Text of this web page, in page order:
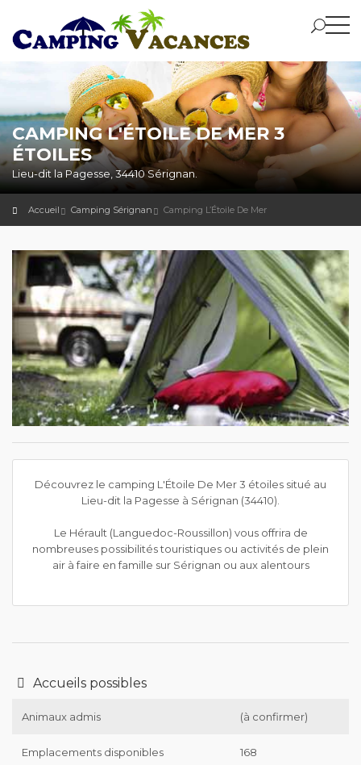
CAMPING L'ÉTOILE DE MER 3
ÉTOILES
Lieu-dit la Pagesse, 34410 Sérignan.
Accueil Camping Sérignan Camping L’Étoile De Mer
Découvrez le camping L'Étoile De Mer 3 étoiles situé au
Lieu-dit la Pagesse à Sérignan (34410).
Le Hérault (Languedoc-Roussillon) vous offrira de
nombreuses possibilités touristiques ou activités de plein
air à faire en famille sur Sérignan ou aux alentours
Accueils possibles
Animaux admis (à confirmer)
Emplacements disponibles 168